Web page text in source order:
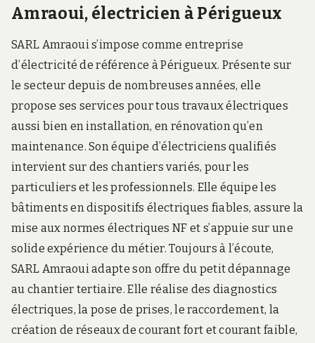
Amraoui, électricien à Périgueux
SARL Amraoui s’impose comme entreprise
d’électricité de référence à Périgueux. Présente sur
le secteur depuis de nombreuses années, elle
propose ses services pour tous travaux électriques
aussi bien en installation, en rénovation qu’en
maintenance. Son équipe d’électriciens qualifiés
intervient sur des chantiers variés, pour les
particuliers et les professionnels. Elle équipe les
bâtiments en dispositifs électriques fiables, assure la
mise aux normes électriques NF et s’appuie sur une
solide expérience du métier. Toujours à l’écoute,
SARL Amraoui adapte son offre du petit dépannage
au chantier tertiaire. Elle réalise des diagnostics
électriques, la pose de prises, le raccordement, la
création de réseaux de courant fort et courant faible,